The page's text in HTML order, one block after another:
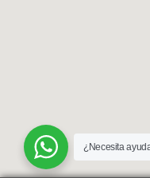
¿Necesita